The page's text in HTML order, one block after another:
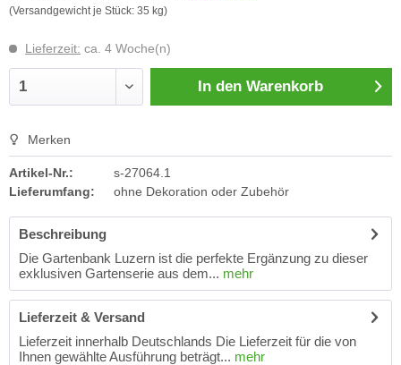
(Versandgewicht je Stück: 35 kg)
Lieferzeit: ca. 4 Woche(n)
In den Warenkorb
Merken
Artikel-Nr.:
s-27064.1
Lieferumfang:
ohne Dekoration oder Zubehör
Beschreibung
Die Gartenbank Luzern ist die perfekte Ergänzung zu dieser
exklusiven Gartenserie aus dem... mehr
Lieferzeit & Versand
Lieferzeit innerhalb Deutschlands Die Lieferzeit für die von
Ihnen gewählte Ausführung beträgt... mehr